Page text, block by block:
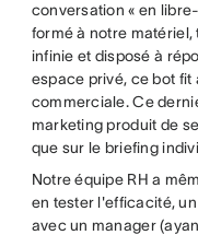
conversation « en
formé à notre
infinie et disposé à
espace privé, ce bot fit
commerciale. Ce
marketing produit de
que sur le briefing
Notre équipe RH a
en tester l'efficacité,
avec un manager